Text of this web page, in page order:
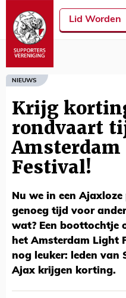
Lid Worden
NIEUWS
Krijg
rondvaart
Festival!
Nu we in een
genoeg tijd voor
wat? Een boottochtje
het Amsterdam Light
nog leuker: leden van
Ajax krijgen korting.